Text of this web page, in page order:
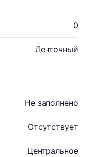
0
Ленточный
Не заполнено
Отсутствует
Центральное